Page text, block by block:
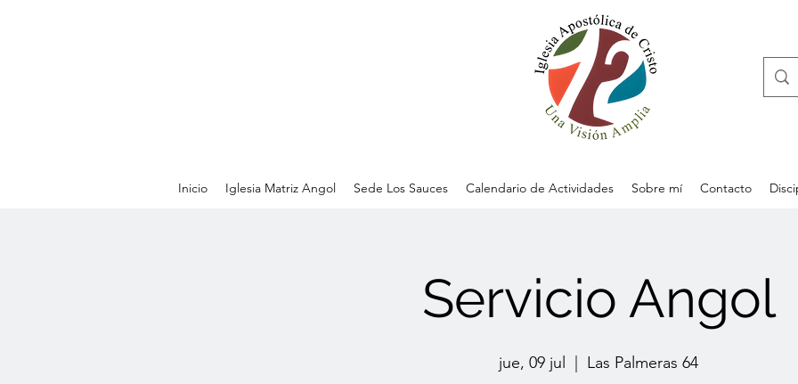
Inicio Iglesia Matriz Angol Sede Los Sauces Calendario de Actividades Sobre mí Contacto
Servicio Angol
jue, 09 jul Las Palmeras 64